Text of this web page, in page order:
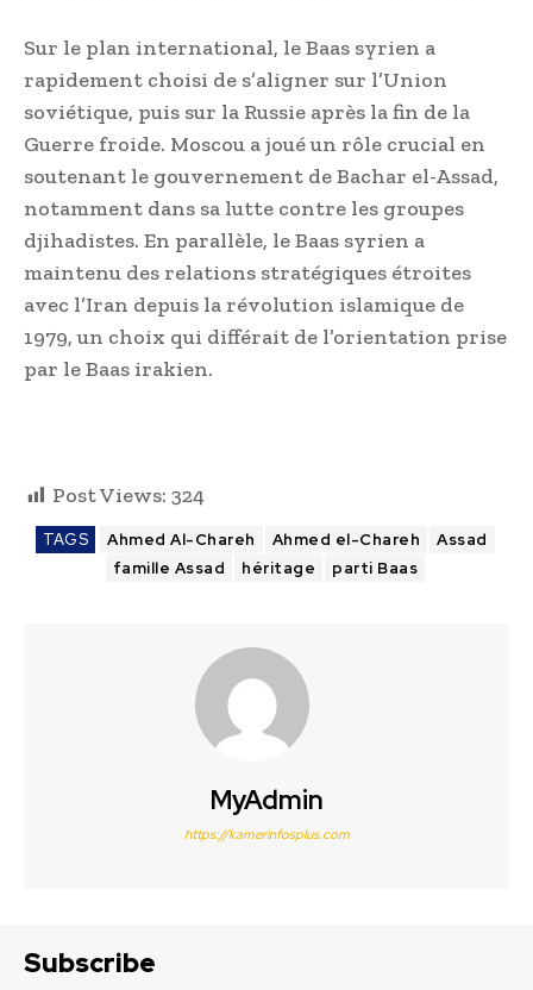
Sur le plan international, le Baas syrien a
rapidement choisi de s’aligner sur l’Union
soviétique, puis sur la Russie après la fin de la
Guerre froide. Moscou a joué un rôle crucial en
soutenant le gouvernement de Bachar el-Assad,
notamment dans sa lutte contre les groupes
djihadistes. En parallèle, le Baas syrien a
maintenu des relations stratégiques étroites
avec l’Iran depuis la révolution islamique de
1979, un choix qui différait de l’orientation prise
par le Baas irakien.
Post Views: 324
TAGS Ahmed Al-Chareh Ahmed el-Chareh
Assad
famille Assad
héritage parti Baas
MyAdmin
https://kamerinfosplus.com
Subscribe